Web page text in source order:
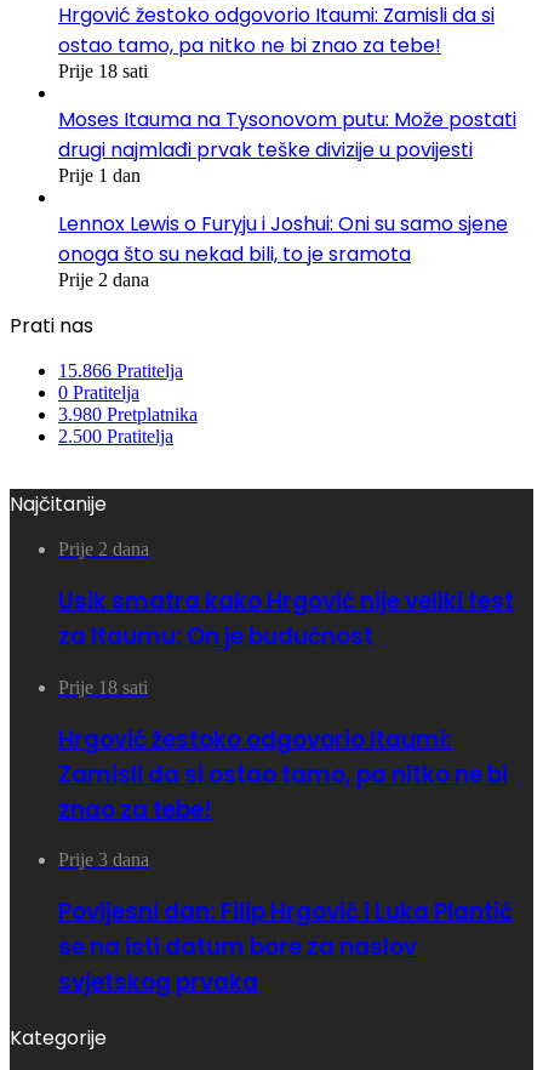
Hrgović žestoko odgovorio Itaumi: Zamisli da si
ostao tamo, pa nitko ne bi znao za tebe!
Prije 18 sati
Moses Itauma na Tysonovom putu: Može postati
drugi najmlađi prvak teške divizije u povijesti
Prije 1 dan
Lennox Lewis o Furyju i Joshui: Oni su samo sjene
onoga što su nekad bili, to je sramota
Prije 2 dana
Prati nas
15.866 Pratitelja
0 Pratitelja
3.980 Pretplatnika
2.500 Pratitelja
Najčitanije
Prije 2 dana
Usik smatra kako Hrgović nije veliki test
za Itaumu: On je budućnost
Prije 18 sati
Hrgović žestoko odgovorio Itaumi:
Zamisli da si ostao tamo, pa nitko ne bi
znao za tebe!
Prije 3 dana
Povijesni dan: Filip Hrgović i Luka Plantić
se na isti datum bore za naslov
svjetskog prvaka
Kategorije